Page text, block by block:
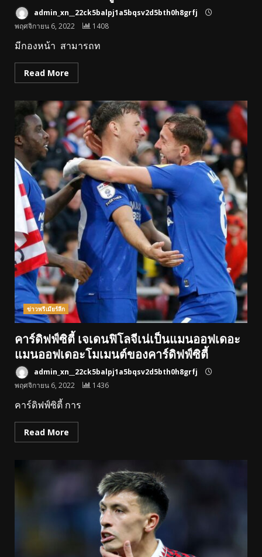
admin_xn__22ck5balpj1a5bqsv2d5bth0h8grfj
พฤศจิกายน 6, 2022
1408
มีกองหน้า สามารถท
Read More
ข่าวพรีเมียร์ลีก
คาร์ดิฟฟ์ซิตี้ เจเดนฟิโลจีเน่เป็นแมนออฟเดอะ
แมนออฟเดอะโมเมนต์ของคาร์ดิฟฟ์ซิตี้
admin_xn__22ck5balpj1a5bqsv2d5bth0h8grfj
พฤศจิกายน 6, 2022
1436
คาร์ดิฟฟ์ซิตี้ การ
Read More